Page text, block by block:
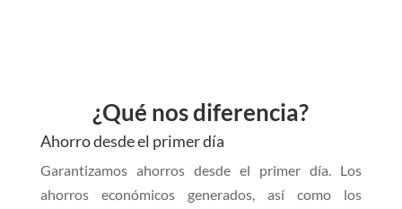
¿Qué nos diferencia?
Ahorro desde el primer día
Garantizamos ahorros desde el primer día. Los
ahorros económicos generados, así como los